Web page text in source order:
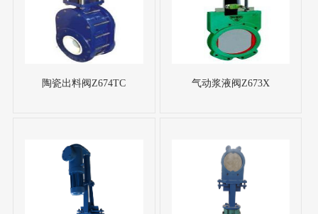
陶瓷出料阀Z674TC 气动浆液阀Z673X